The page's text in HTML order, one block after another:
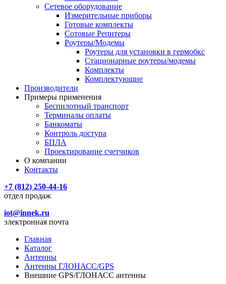
Сетевое оборудование
Измерительные приборы
Готовые комплекты
Сотовые Репитеры
Роутеры/Модемы
Роутеры для установки в гермобкс
Стационарные роутеры/модемы
Комплекты
Комплектующие
Производители
Примеры применения
Беспилотный транспорт
Терминалы оплаты
Банкоматы
Контроль доступа
БПЛА
Проектирование счетчиков
О компании
Контакты
+7 (812) 250-44-16
отдел продаж
iot@innek.ru
электронная почта
Главная
Каталог
Антенны
Антенны ГЛОНАСС/GPS
Внешние GPS/ГЛОНАСС антенны